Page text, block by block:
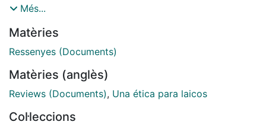
conversación amistosa. G. Vattimo introduce a R.
preguntas y respuestas entre los asistentes y
finalmente las últimas intervenciones vuelven al
habían reunido para abordar el tema de El Futuro de la
religión (2005). El libro aparece ahora como texto
años de haber publicado La filosofía y el espejo de la
Més...
Matèries
Ressenyes (Documents)
Matèries (anglès)
Reviews (Documents), Una ética para laicos
Col·leccions